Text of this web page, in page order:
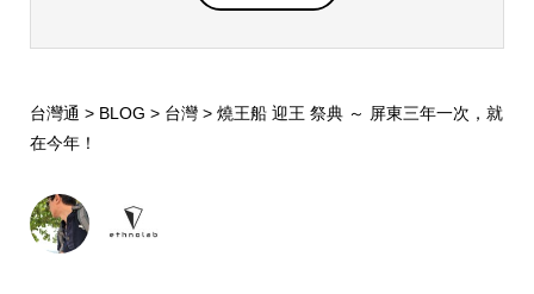
台灣通 > BLOG > 台灣> 燒王船 迎王 祭典 ～ 屏東三年一次，就
在今年！